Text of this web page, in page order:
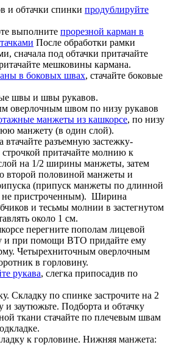
и обтачки спинки продублируйте
выполните прорезной карман в
После обработки рамки
сначала под обтачки притачайте
мешковины кармана.
в боковых швах, стачайте боковые
швы и швы рукавов.
оверлочным швом по низу рукавов
манжеты из кашкорсе, по низу
манжету (в один слой).
втачайте разъемную застежку-
притачайте молнию к
на 1/2 ширины манжеты, затем
второй половиной манжеты и
(припуск манжеты по длинной
не пристроченным). Ширина
и тесьмы молнии в застегнутом
около 1 см.
перегните пополам лицевой
и при помощи ВТО придайте ему
Четырехниточным оверлочным
в горловину.
рукава, слегка припосадив по
Складку по спинке застрочите на 2
и заутюжьте. Подборта и обтачку
ткани стачайте по плечевым швам
к горловине. Нижняя манжета: